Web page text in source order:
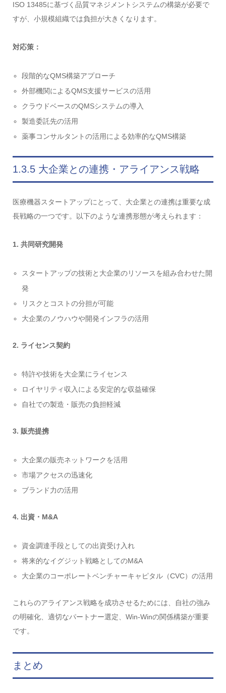
ISO 13485に基づく品質マネジメントシステムの構築が必要で
すが、小規模組織では負担が大きくなります。
対応策：
段階的なQMS構築アプローチ
外部機関によるQMS支援サービスの活用
クラウドベースのQMSシステムの導入
製造委託先の活用
薬事コンサルタントの活用による効率的なQMS構築
1.3.5 大企業との連携・アライアンス戦略
医療機器スタートアップにとって、大企業との連携は重要な成
長戦略の一つです。以下のような連携形態が考えられます：
1. 共同研究開発
スタートアップの技術と大企業のリソースを組み合わせた開
発
リスクとコストの分担が可能
大企業のノウハウや開発インフラの活用
2. ライセンス契約
特許や技術を大企業にライセンス
ロイヤリティ収入による安定的な収益確保
自社での製造・販売の負担軽減
3. 販売提携
大企業の販売ネットワークを活用
市場アクセスの迅速化
ブランド力の活用
4. 出資・M&A
資金調達手段としての出資受け入れ
将来的なイグジット戦略としてのM&A
大企業のコーポレートベンチャーキャピタル（CVC）の活用
これらのアライアンス戦略を成功させるためには、自社の強み
の明確化、適切なパートナー選定、Win-Winの関係構築が重要
です。
まとめ